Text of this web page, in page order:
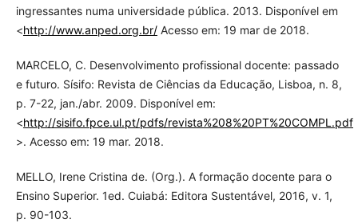
ingressantes numa universidade pública. 2013. Disponível em
<http://www.anped.org.br/Acesso em: 19 mar de 2018.
MARCELO, C. Desenvolvimento profissional docente: passado
e futuro. Sísifo: Revista de Ciências da Educação, Lisboa, n. 8,
p. 7-22, jan./abr. 2009. Disponível em:
<http://sisifo.fpce.ul.pt/pdfs/revista%208%20PT%20COMPL.pdf
>. Acesso em: 19 mar. 2018.
MELLO, Irene Cristina de. (Org.). A formação docente para o
Ensino Superior. 1ed. Cuiabá: Editora Sustentável, 2016, v. 1,
p. 90-103.